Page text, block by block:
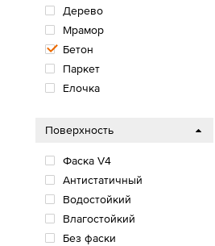
Дерево
Мрамор
Бетон
Паркет
Елочка
Поверхность
Фаска V4
Антистатичный
Водостойкий
Влагостойкий
Без фаски